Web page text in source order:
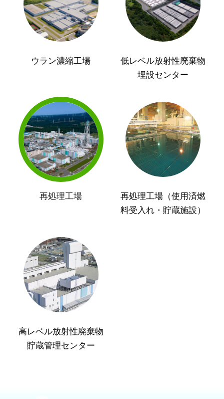
ウラン濃縮工場
低レベル放射性廃棄物
埋設センター
再処理工場
再処理工場（使用済燃
料受入れ・貯蔵施設）
高レベル放射性廃棄物
貯蔵管理センター